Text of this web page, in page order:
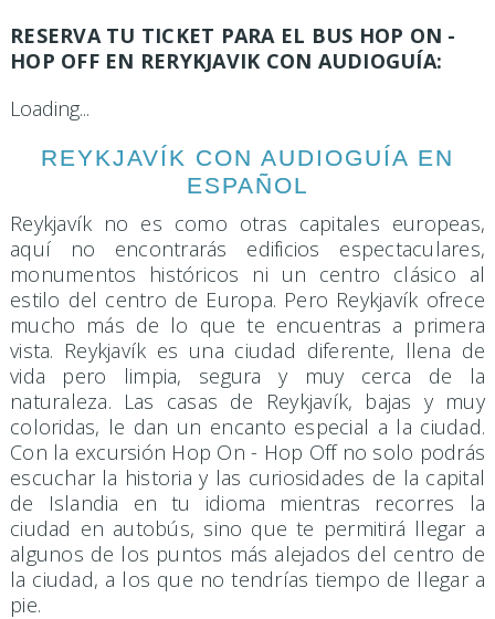
RESERVA TU TICKET PARA EL BUS HOP ON -
HOP OFF EN RERYKJAVIK CON AUDIOGUÍA:
Loading...
REYKJAVÍK CON AUDIOGUÍA EN
ESPAÑOL
Reykjavík no es como otras capitales europeas,
aquí no encontrarás edificios espectaculares,
monumentos históricos ni un centro clásico al
estilo del centro de Europa. Pero Reykjavík ofrece
mucho más de lo que te encuentras a primera
vista. Reykjavík es una ciudad diferente, llena de
vida pero limpia, segura y muy cerca de la
naturaleza. Las casas de Reykjavík, bajas y muy
coloridas, le dan un encanto especial a la ciudad.
Con la excursión Hop On - Hop Off no solo podrás
escuchar la historia y las curiosidades de la capital
de Islandia en tu idioma mientras recorres la
ciudad en autobús, sino que te permitirá llegar a
algunos de los puntos más alejados del centro de
la ciudad, a los que no tendrías tiempo de llegar a
pie.